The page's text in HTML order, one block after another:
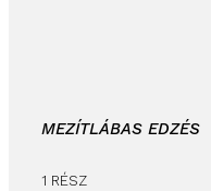
MEZÍTLÁBAS EDZÉS
1 RÉSZ